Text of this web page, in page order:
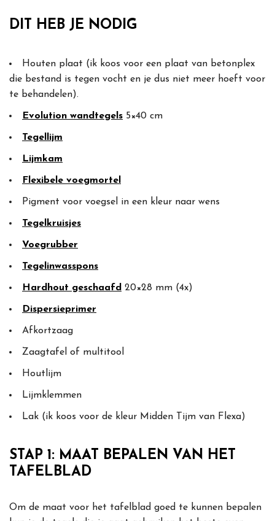
DIT HEB JE NODIG
Houten plaat (ik koos voor een plaat van betonplex
die bestand is tegen vocht en je dus niet meer hoeft voor
te behandelen).
Evolution wandtegels 5×40 cm
Tegellijm
Lijmkam
Flexibele voegmortel
Pigment voor voegsel in een kleur naar wens
Tegelkruisjes
Voegrubber
Tegelinwasspons
Hardhout geschaafd 20×28 mm (4x)
Dispersieprimer
Afkortzaag
Zaagtafel of multitool
Houtlijm
Lijmklemmen
Lak (ik koos voor de kleur Midden Tijm van Flexa)
STAP 1: MAAT BEPALEN VAN HET
TAFELBLAD
Om de maat voor het tafelblad goed te kunnen bepalen